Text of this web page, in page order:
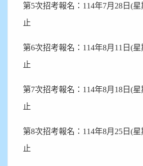
第5次招考報名：114年7月28日(
止
第6次招考報名：114年8月11日(
止
第7次招考報名：114年8月18日(
止
第8次招考報名：114年8月25日(
止